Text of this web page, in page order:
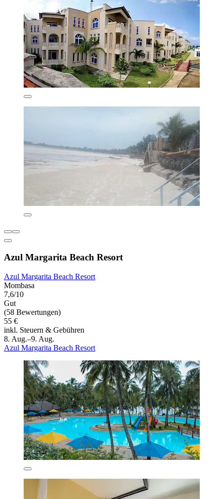
Azul Margarita Beach Resort
Azul Margarita Beach Resort
Mombasa
7,6/10
Gut
(58 Bewertungen)
55 €
inkl. Steuern & Gebühren
8. Aug.–9. Aug.
Azul Margarita Beach Resort